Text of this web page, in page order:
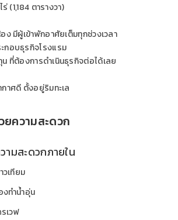
(1,184 ตารางวา)
ง มีผู้เข้าพักอาศัยเต็มทุกช่วงเวลา
อบธุรกิจโรงแรม
ที่ต้องการดำเนินธุรกิจต่อได้เลย
าศดี ตั้งอยู่ริมทะเล
ยความสะดวก
ามสะดวกภายใน
วเทียม
งทำน้ำอุ่น
รเวฟ